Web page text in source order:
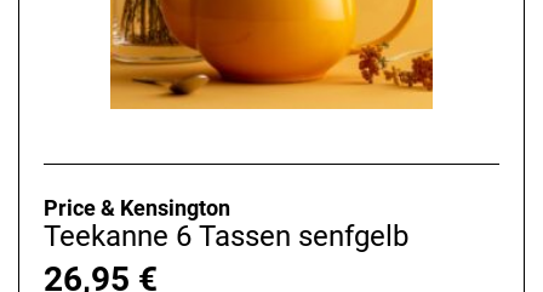
Price & Kensington
Teekanne 6 Tassen senfgelb
26,95 €